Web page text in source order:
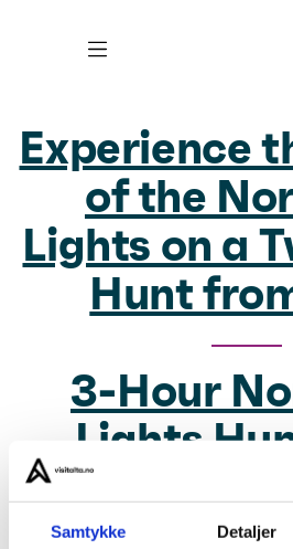
Samtykke Detaljer
Experience
of the
Lights on a
Hunt
3-Hour
Lights
Optional